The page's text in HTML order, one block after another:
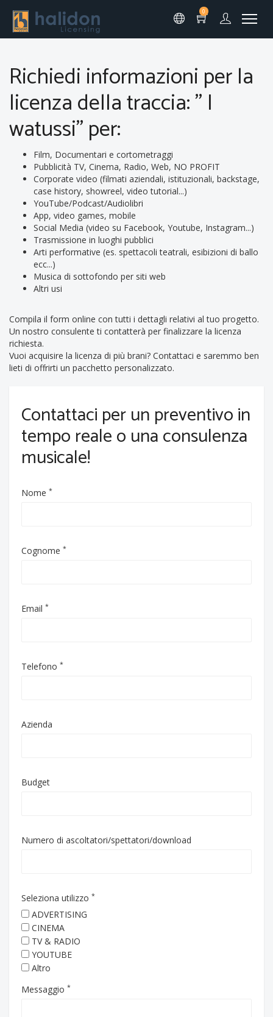
0
Richiedi informazioni per la
licenza della traccia: " I
watussi" per:
Film, Documentari e cortometraggi
Pubblicità TV, Cinema, Radio, Web, NO PROFIT
Corporate video (filmati aziendali, istituzionali, backstage,
case history, showreel, video tutorial...)
YouTube/Podcast/Audiolibri
App, video games, mobile
Social Media (video su Facebook, Youtube, Instagram...)
Trasmissione in luoghi pubblici
Arti performative (es. spettacoli teatrali, esibizioni di ballo
ecc...)
Musica di sottofondo per siti web
Altri usi
Compila il form online con tutti i dettagli relativi al tuo progetto.
Un nostro consulente ti contatterà per finalizzare la licenza
richiesta.
Vuoi acquisire la licenza di più brani? Contattaci e saremmo ben
lieti di offrirti un pacchetto personalizzato.
Contattaci per un preventivo in
tempo reale o una consulenza
musicale!
Nome *
Cognome *
Email *
Telefono *
Azienda
Budget
Numero di ascoltatori/spettatori/download
Seleziona utilizzo *
ADVERTISING
CINEMA
TV & RADIO
YOUTUBE
Altro
Messaggio *